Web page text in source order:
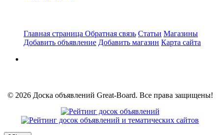
Главная страница Обратная связь Статьи Магазины
Добавить объявление Добавить магазин Карта сайта
© 2026 Доска объявлений Great-Board. Все права защищены!